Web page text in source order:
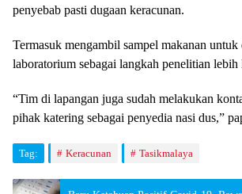
penyebab pasti dugaan keracunan.
Termasuk mengambil sampel makanan
laboratorium sebagai langkah penelitian lebih
“Tim di lapangan juga sudah melakukan
pihak katering sebagai penyedia nasi dus,”
Tag: Keracunan Tasikmalaya